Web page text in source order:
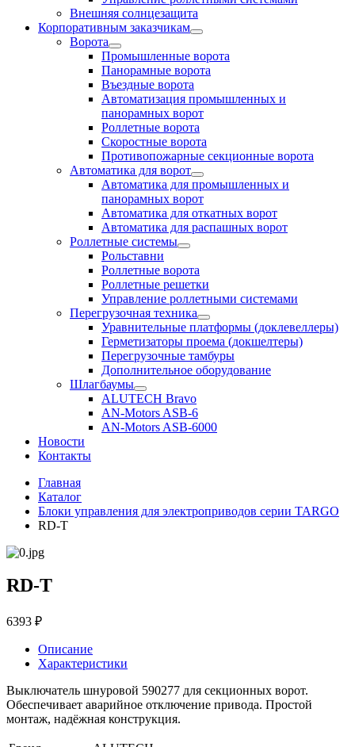
Внешняя солнцезащита
Корпоративным заказчикам
Ворота
Промышленные ворота
Панорамные ворота
Въездные ворота
Автоматизация промышленных и
панорамных ворот
Роллетные ворота
Скоростные ворота
Противопожарные секционные ворота
Автоматика для ворот
Автоматика для промышленных и
панорамных ворот
Автоматика для откатных ворот
Автоматика для распашных ворот
Роллетные системы
Рольставни
Роллетные ворота
Роллетные решетки
Управление роллетными системами
Перегрузочная техника
Уравнительные платформы (доклевеллеры)
Герметизаторы проема (докшелтеры)
Перегрузочные тамбуры
Дополнительное оборудование
Шлагбаумы
ALUTECH Bravo
AN-Motors ASB-6
AN-Motors ASB-6000
Новости
Контакты
Главная
Каталог
Блоки управления для электроприводов серии TARGO
RD-T
RD-T
6393 ₽
Описание
Характеристики
Выключатель шнуровой 590277 для секционных ворот.
Обеспечивает аварийное отключение привода. Простой
монтаж, надёжная конструкция.